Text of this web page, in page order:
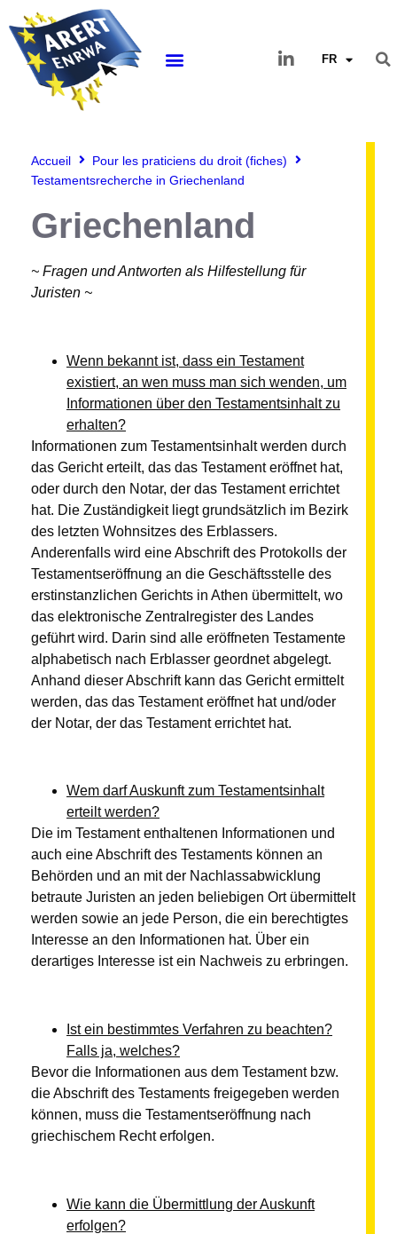
FR
Accueil
Pour les praticiens du droit (fiches)
Testamentsrecherche in Griechenland
Griechenland
~ Fragen und Antworten als Hilfestellung für
Juristen ~
Wenn bekannt ist, dass ein Testament
existiert, an wen muss man sich wenden, um
Informationen über den Testamentsinhalt zu
erhalten?
Informationen zum Testamentsinhalt werden durch
das Gericht erteilt, das das Testament eröffnet hat,
oder durch den Notar, der das Testament errichtet
hat. Die Zuständigkeit liegt grundsätzlich im Bezirk
des letzten Wohnsitzes des Erblassers.
Anderenfalls wird eine Abschrift des Protokolls der
Testamentseröffnung an die Geschäftsstelle des
erstinstanzlichen Gerichts in Athen übermittelt, wo
das elektronische Zentralregister des Landes
geführt wird. Darin sind alle eröffneten Testamente
alphabetisch nach Erblasser geordnet abgelegt.
Anhand dieser Abschrift kann das Gericht ermittelt
werden, das das Testament eröffnet hat und/oder
der Notar, der das Testament errichtet hat.
Wem darf Auskunft zum Testamentsinhalt
erteilt werden?
Die im Testament enthaltenen Informationen und
auch eine Abschrift des Testaments können an
Behörden und an mit der Nachlassabwicklung
betraute Juristen an jeden beliebigen Ort übermittelt
werden sowie an jede Person, die ein berechtigtes
Interesse an den Informationen hat. Über ein
derartiges Interesse ist ein Nachweis zu erbringen.
Ist ein bestimmtes Verfahren zu beachten?
Falls ja, welches?
Bevor die Informationen aus dem Testament bzw.
die Abschrift des Testaments freigegeben werden
können, muss die Testamentseröffnung nach
griechischem Recht erfolgen.
Wie kann die Übermittlung der Auskunft
erfolgen?